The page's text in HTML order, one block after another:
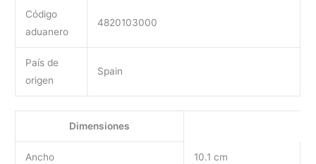
Código
aduanero
4820103000
País de
origen
Spain
Dimensiones
Ancho 10.1 cm